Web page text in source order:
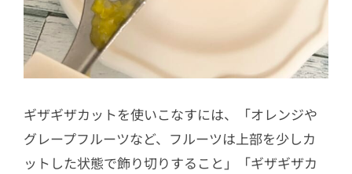
ギザギザカットを使いこなすには、「オレンジや
グレープフルーツなど、フルーツは上部を少しカ
ットした状態で飾り切りすること」「ギザギザカ